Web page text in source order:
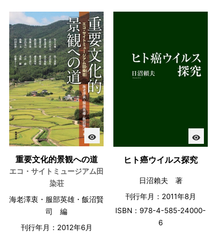
visibility
重要文化的景観への道
エコ・サイトミュージアム田
染荘
海老澤衷・服部英雄・飯沼賢
司 編
刊行年月：2012年6月
visibility
ヒト癌ウイルス探究
日沼賴夫 著
刊行年月：2011年8月
ISBN：978-4-585-24000-
6